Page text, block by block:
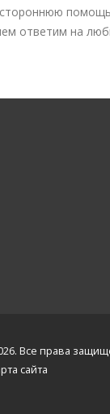
ответим на
Все права
сайта